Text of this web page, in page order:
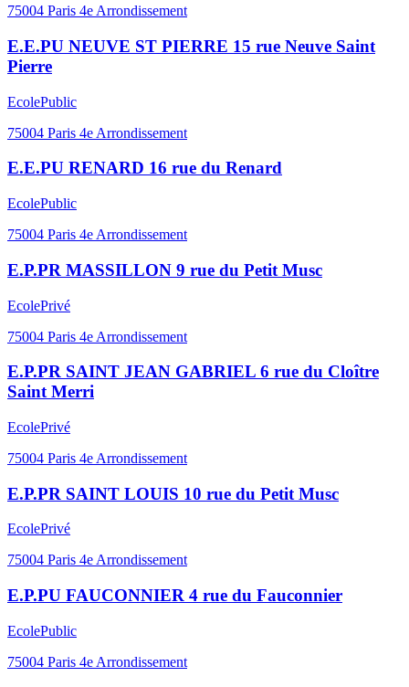
75004 Paris 4e Arrondissement
E.E.PU NEUVE ST PIERRE 15 rue Neuve Saint
Pierre
EcolePublic
75004 Paris 4e Arrondissement
E.E.PU RENARD 16 rue du Renard
EcolePublic
75004 Paris 4e Arrondissement
E.P.PR MASSILLON 9 rue du Petit Musc
EcolePrivé
75004 Paris 4e Arrondissement
E.P.PR SAINT JEAN GABRIEL 6 rue du Cloître
Saint Merri
EcolePrivé
75004 Paris 4e Arrondissement
E.P.PR SAINT LOUIS 10 rue du Petit Musc
EcolePrivé
75004 Paris 4e Arrondissement
E.P.PU FAUCONNIER 4 rue du Fauconnier
EcolePublic
75004 Paris 4e Arrondissement